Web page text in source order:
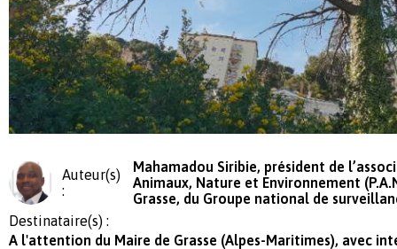
Auteur(s)
:
Mahamadou Siribie, président de
Animaux, Nature et Environnement
Grasse, du Groupe national de
Destinataire(s) :
A l'attention du Maire de Grasse (Alpes-Maritimes), avec